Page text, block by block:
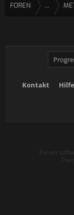
FOREN ...
Kontakt Hilfe
Forum